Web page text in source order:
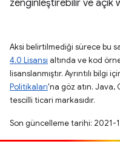
zenginleştirebilir ve açık
Aksi belirtilmediği sürece bu
4.0 Lisansı altında ve kod
lisanslanmıştır. Ayrıntılı bilgi
Politikaları'na göz atın. Java,
tescilli ticari markasıdır.
Son güncelleme tarihi: 2021-